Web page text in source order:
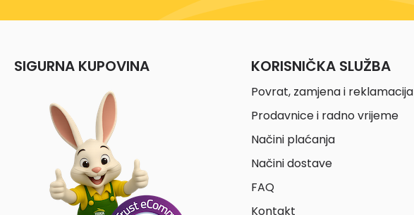
SIGURNA KUPOVINA KORISNIČKA SLUŽBA
Povrat, zamjena i reklamacija
Prodavnice i radno vrijeme
Načini plaćanja
Načini dostave
FAQ
Kontakt